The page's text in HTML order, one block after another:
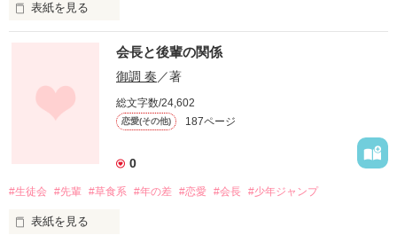
2011*02*14*white valentine
作品を読む
表紙を見る
ナレアイが咲かす花は
やがて園を作った。
作品を読む
会長と後輩の関係
御調 奏／著
総文字数/24,602
恋愛(その他) 187ページ
0
#生徒会 #先輩 #草食系 #年の差 #恋愛 #会長 #少年ジャンプ
表紙を見る